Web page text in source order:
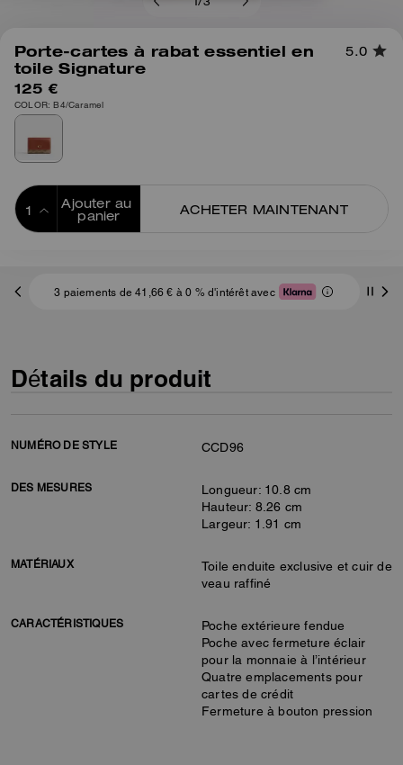
/3
Porte-cartes à rabat essentiel en
toile Signature
5.0
125 €
COLOR: B4/Caramel
Ajouter au
panier
ACHETER MAINTENANT
3 paiements de 41,66 € à 0 % d'intérêt avec
Détails du produit
NUMÉRO DE STYLE CCD96
DES MESURES
Longueur: 10.8 cm
Hauteur: 8.26 cm
Largeur: 1.91 cm
MATÉRIAUX
Toile enduite exclusive et cuir de
veau raffiné
CARACTÉRISTIQUES
Poche extérieure fendue
Poche avec fermeture éclair
pour la monnaie à l’intérieur
Quatre emplacements pour
cartes de crédit
Fermeture à bouton pression